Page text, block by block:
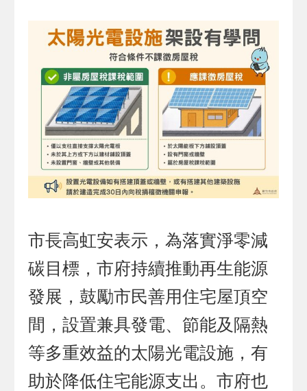
市長高虹安表示，為落實淨零減
碳目標，市府持續推動再生能源
發展，鼓勵市民善用住宅屋頂空
間，設置兼具發電、節能及隔熱
等多重效益的太陽光電設施，有
助於降低住宅能源支出。市府也